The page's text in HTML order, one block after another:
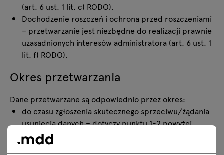
(art. 6 ust. 1 lit. c) RODO).
Dochodzenie roszczeń i ochrona przed roszczeniami
– przetwarzanie jest niezbędne do realizacji prawnie
uzasadnionych interesów administratora (art. 6 ust. 1
lit. f) RODO).
Okres przetwarzania
Dane przetwarzane są odpowiednio przez okres:
do czasu zgłoszenia skutecznego sprzeciwu/żądania
usunięcia danych – dotyczy punktu 1-2 powyżej.
do momentu rozwiązania lub wygaśnięcia umowy –
dotyczy punktu 3 powyżej.